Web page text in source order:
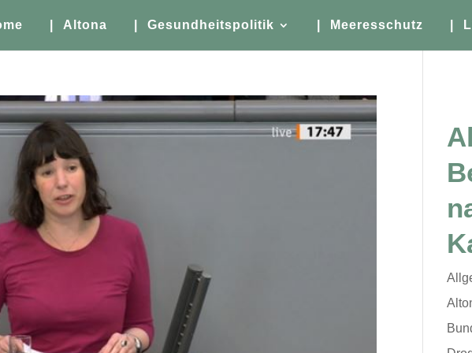
| Altona | Gesundheitspolitik | Meeresschutz |